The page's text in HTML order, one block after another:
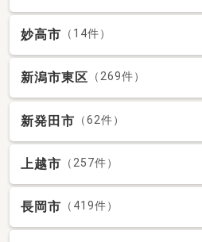
妙高市 （14件）
新潟市東区 （269件）
新発田市 （62件）
上越市 （257件）
長岡市 （419件）